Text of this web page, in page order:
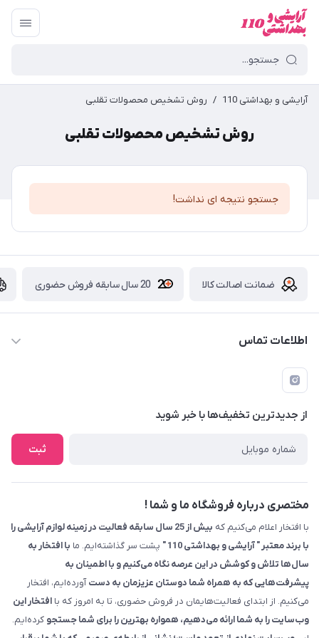
آرایشی و بهداشتی 110 / روش تشخیص محصولات تقلبی
روش تشخیص محصولات تقلبی
جستجو نتیجه ای نداشت!
ضمانت اصالت کالا 20 سال سابقه فروش حضوری
اطلاعات تماس
09229839700 - 08338354666
info@cosmetics110.com
کرمانشاه ، بلوار نوبهار ، بین کوی ۱۱۰ و ۱۱۲ ، آرایشی و بهداشتی ۱۱۰
از جدید‌ترین تخفیف‌ها با‌ خبر شوید
ثبت
مختصری درباره فروشگاه ما و شما !
با افتخار اعلام می‌کنیم که
بیش از 25 سال سابقه فعالیت در زمینه لوازم آرایشی را
با برند معتبر " آرایشی و بهداشتی 110 "
پشت سر گذاشته‌ایم. ما با افتخار به
سال‌ها تلاش و کوشش در این عرصه نگاه می‌کنیم و با اطمینان به
پیشرفت‌هایی که به همراه شما دوستان عزیزمان به دستآورده‌ایم، افتخار
می‌کنیم. از ابتدای فعالیت‌هایمان در فروش حضوری، تا به امروز که با افتخار این
وب‌سایت را به شما ارائه می‌دهیم، همواره بهترین را برای شما جستجو کرده‌ایم.